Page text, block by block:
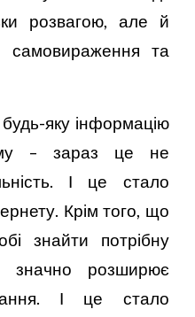
розвагою, але й
самовираження та
яку інформацію
– зараз це не
І це стало
Крім того, що
знайти потрібну
значно розширює
І це стало